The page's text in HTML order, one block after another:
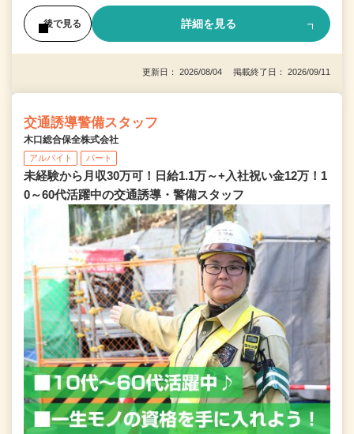
後で見る 詳細を見る
更新日： 2026/08/04 掲載終了日： 2026/09/11
交通誘導警備スタッフ
木口総合保全株式会社
アルバイト パート
未経験から月収30万可！日給1.1万～+入社祝い金12万！1
0～60代活躍中の交通誘導・警備スタッフ